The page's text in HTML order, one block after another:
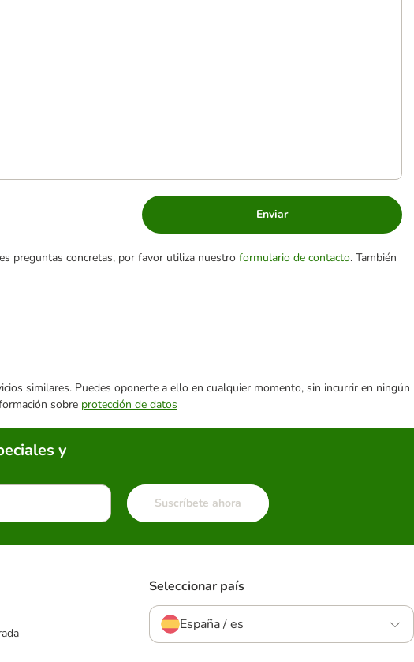
Enviar
preguntas concretas, por favor utiliza nuestro formulario de contacto. También
similares. Puedes oponerte a ello en cualquier momento, sin incurrir en ningún
sobre protección de datos
y
Suscríbete ahora
Seleccionar país
España / es